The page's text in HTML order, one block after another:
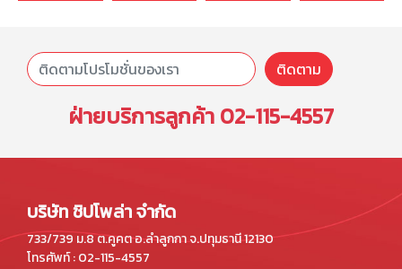
ติดตาม
ฝ่ายบริการลูกค้า 02-115-4557
บริษัท ชิปโพล่า จำกัด
733/739 ม.8 ต.คูคต อ.ลำลูกกา จ.ปทุมธานี 12130
โทรศัพท์ : 02-115-4557